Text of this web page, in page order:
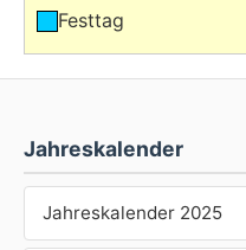
Jahreskalender
Jahreskalender 2025
Festtag